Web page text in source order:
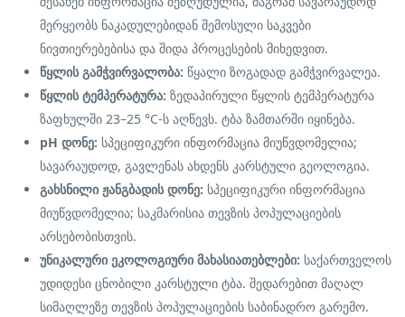
მერყეობს ნაკადულებიდან შემოსული საკვები
ნივთიერებებისა და შიდა პროცესების მიხედვით.
წყლის გამჭვირვალობა: წყალი ზოგადად გამჭვირვალეა.
წყლის ტემპერატურა: ზედაპირული წყლის ტემპერატურა
ზაფხულში 23–25 °C-ს აღწევს. ტბა ზამთარში იყინება.
pH დონე: სპეციფიკური ინფორმაცია მიუწვდომელია;
სავარაუდოდ, გავლენას ახდენს კარსტული გეოლოგია.
გახსნილი ჟანგბადის დონე: სპეციფიკური ინფორმაცია
მიუწვდომელია; საკმარისია თევზის პოპულაციების
არსებობისთვის.
უნიკალური ეკოლოგიური მახასიათებლები: საქართველოს
უდიდესი ცნობილი კარსტული ტბა. შედარებით მაღალ
სიმაღლეზე თევზის პოპულაციების საბინადრო გარემო.